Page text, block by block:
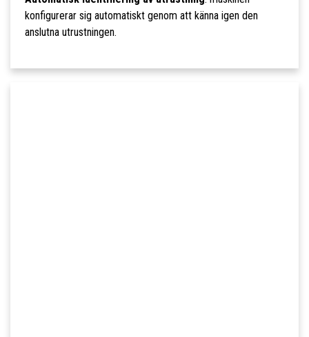
konfigurerar sig automatiskt genom att känna igen den
anslutna utrustningen.